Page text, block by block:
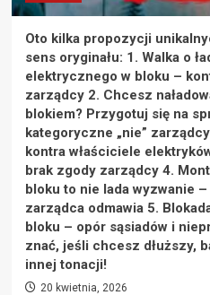
Oto kilka propozycji
sens oryginału: 1. Walka o
elektrycznego w bloku –
zarządcy 2. Chcesz
blokiem? Przygotuj się na
kategoryczne „nie”
kontra właściciele
brak zgody zarządcy 4.
bloku to nie lada wyzwanie
zarządca odmawia 5.
bloku – opór sąsiadów i
znać, jeśli chcesz dłuższy,
innej tonacji!
20 kwietnia, 2026